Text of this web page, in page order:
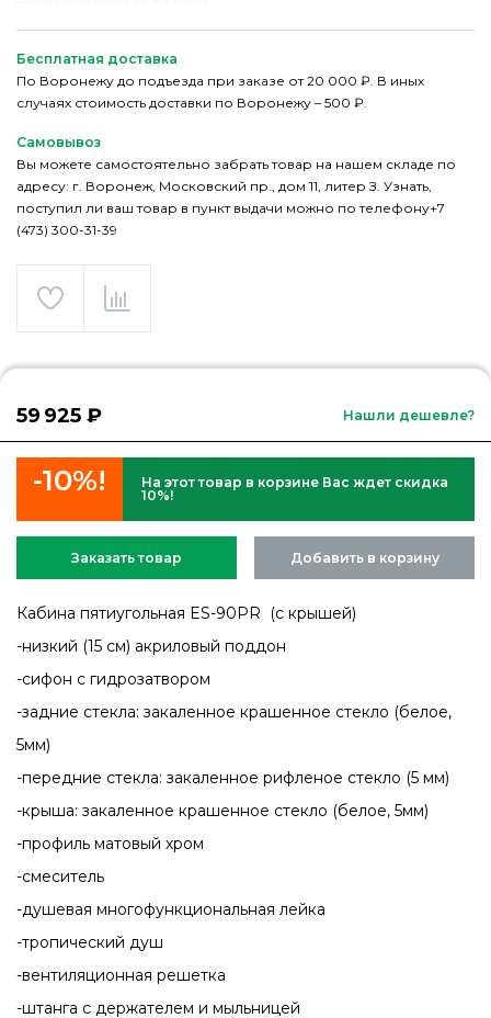
Бесплатная доставка
По Воронежу до подъезда при заказе от 20 000 ₽. В иных
случаях стоимость доставки по Воронежу – 500 ₽.
Самовывоз
Вы можете самостоятельно забрать товар на нашем складе по
адресу: г. Воронеж, Московский пр., дом 11, литер З. Узнать,
поступил ли ваш товар в пункт выдачи можно по телефону+7
(473) 300-31-39
59 925 ₽ Нашли дешевле?
-10%!
На этот товар в корзине Вас ждет скидка
10%!
Заказать товар Добавить в корзину
Кабина пятиугольная ES-90PR (с крышей)
-низкий (15 см) акриловый поддон
-сифон с гидрозатвором
-задние стекла: закаленное крашенное стекло (белое,
5мм)
-передние стекла: закаленное рифленое стекло (5 мм)
-крыша: закаленное крашенное стекло (белое, 5мм)
-профиль матовый хром
-смеситель
-душевая многофункциональная лейка
-тропический душ
-вентиляционная решетка
-штанга с держателем и мыльницей